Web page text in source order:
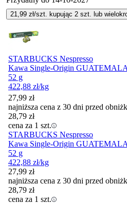
21,99 zł/szt. kupując 2 szt. lub
STARBUCKS Nespresso
Kawa Single-Origin GUATEMALA
52 g
422,88 zł/kg
27,99 zł
najniższa cena z 30 dni przed
28,79 zł
cena za 1 szt.
STARBUCKS Nespresso
Kawa Single-Origin GUATEMALA
52 g
422,88 zł/kg
27,99 zł
najniższa cena z 30 dni przed
28,79 zł
cena za 1 szt.